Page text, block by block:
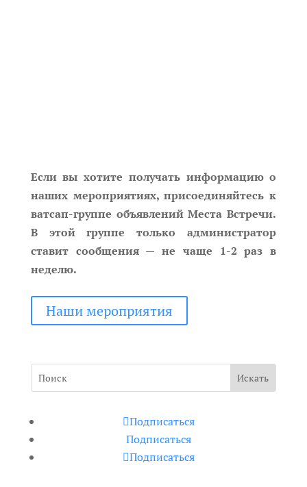
Если вы хотите получать информацию о
наших мероприятиях, присоединяйтесь к
ватсап-группе объявлений Места Встречи.
В этой группе только администратор
ставит сообщения — не чаще 1-2 раз в
неделю.
Наши мероприятия
Подписаться
Подписаться
Подписаться